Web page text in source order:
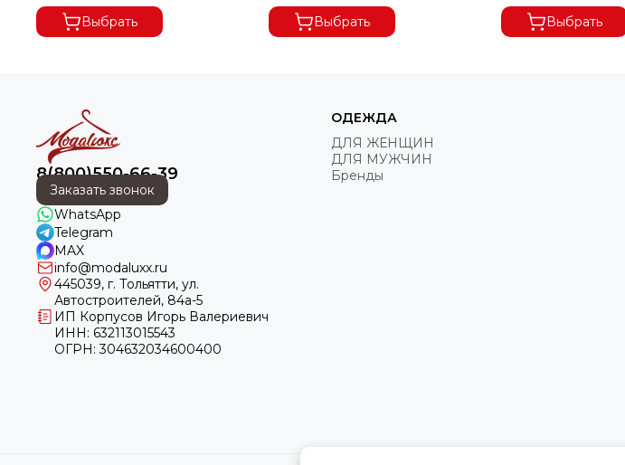
Выбрать
Выбрать
Выбрать
8(800)550-66-39
Заказать звонок
WhatsApp
Telegram
MAX
info@modaluxx.ru
445039, г. Тольятти, ул.
Автостроителей, 84а-5
ИП Корпусов Игорь Валериевич
ИНН: 632113015543
ОГРН: 304632034600400
ОДЕЖДА
ДЛЯ ЖЕНЩИН
ДЛЯ МУЖЧИН
Бренды